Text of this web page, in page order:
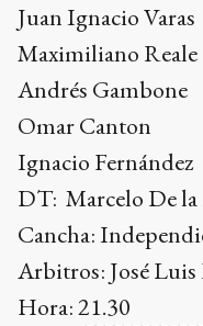
Juan Ignacio Varas
Maximiliano Reale
Andrés Gambone
Omar Canton
Ignacio Fernández
DT: Marcelo De la
Cancha:
Arbitros: José
Hora: 21.30